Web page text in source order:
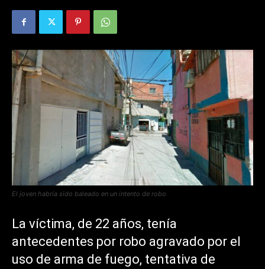
El joven habría sido baleado en un intento de robo
La víctima, de 22 años, tenía
antecedentes por robo agravado por el
uso de arma de fuego, tentativa de